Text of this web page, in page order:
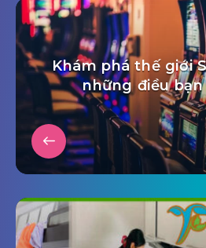
Khám phá thế giới
những điều